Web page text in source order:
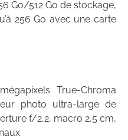
Go/512 Go de stockage,
256 Go avec une carte
True-Chroma
photo ultra-large de
f/2,2, macro 2,5 cm,